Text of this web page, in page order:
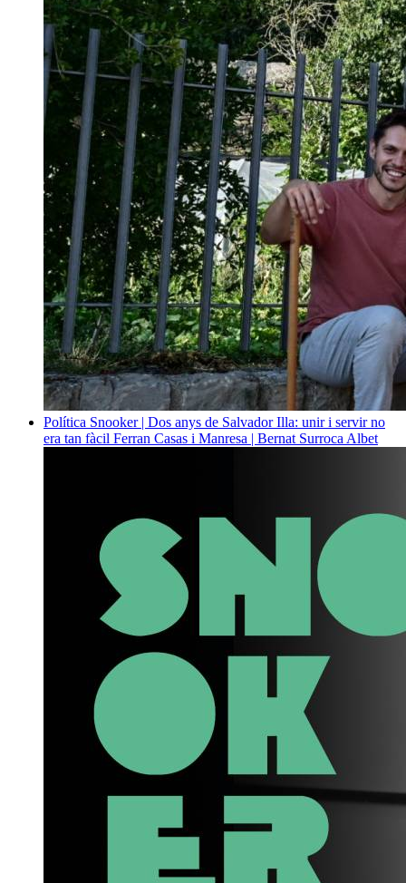
Política Snooker | Dos anys de Salvador Illa: unir i servir no
era tan fàcil Ferran Casas i Manresa | Bernat Surroca Albet